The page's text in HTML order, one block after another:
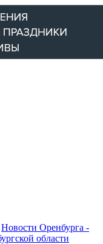
Новости Оренбурга -
области